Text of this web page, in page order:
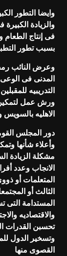
وايضا التطور
والزيادة
فى إنتاج
بسبب تطور
وعرض النائب
المدنى فى
التدريبيه
ورش عمل
الاهليه
دور المجلس
وأعلاء شأنها
مشكلة الزيادة
الانجاب وعدد
المتعلمات أو
الثالث أو
المستدامة التى
والاقتصاديه
تحسبن القدرات
وتسخير الدول
القصوى منها